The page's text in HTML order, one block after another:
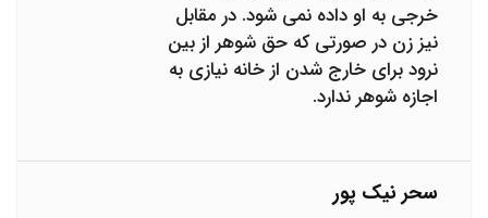
خرجی به او داده نمی شود. در مقابل
نیز زن در صورتی که حق شوهر از بین
نرود برای خارج شدن از خانه نیازی به
اجازه شوهر ندارد.
سحر نیک پور